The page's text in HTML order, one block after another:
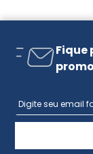
Fique